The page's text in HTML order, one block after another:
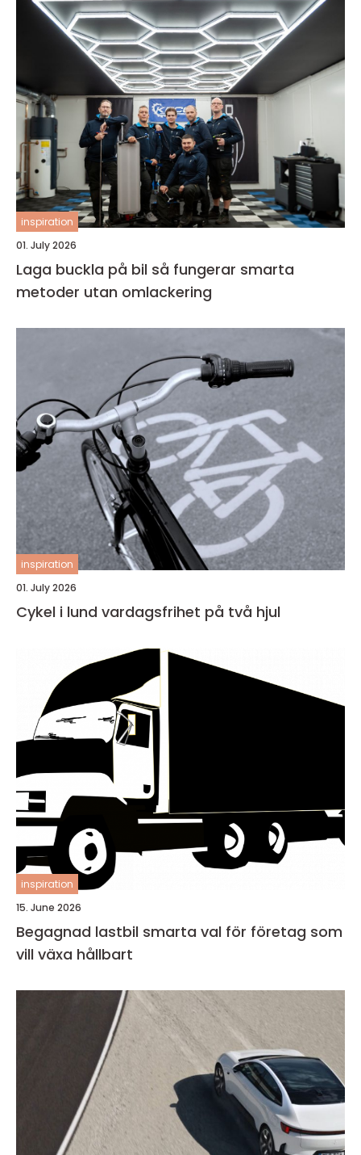
inspiration
01. July 2026
Laga buckla på bil så fungerar smarta
metoder utan omlackering
inspiration
01. July 2026
Cykel i lund vardagsfrihet på två hjul
inspiration
15. June 2026
Begagnad lastbil smarta val för företag som
vill växa hållbart